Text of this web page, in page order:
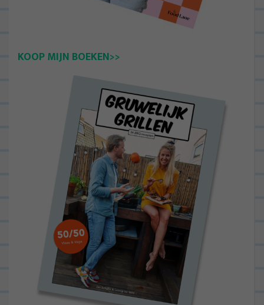
KOOP MIJN BOEKEN>>